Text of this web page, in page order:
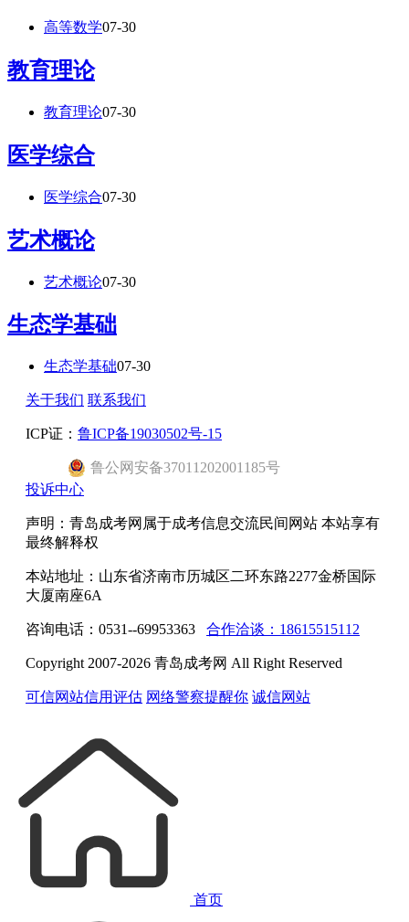
高等数学07-30
教育理论
教育理论07-30
医学综合
医学综合07-30
艺术概论
艺术概论07-30
生态学基础
生态学基础07-30
关于我们 联系我们
ICP证： 鲁ICP备19030502号-15
鲁公网安备37011202001185号
投诉中心
声明：青岛成考网属于成考信息交流民间网站 本站享有
最终解释权
本站地址：山东省济南市历城区二环东路2277金桥国际
大厦南座6A
咨询电话：0531--69953363 合作洽谈：18615515112
Copyright 2007-2026 青岛成考网 All Right Reserved
可信网站信用评估 网络警察提醒你 诚信网站
首页